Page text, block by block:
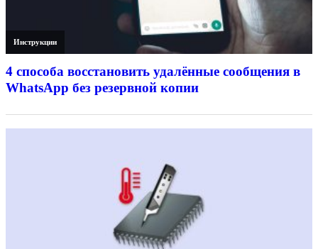
Инструкции
4 способа восстановить удалённые сообщения в
WhatsApp без резервной копии